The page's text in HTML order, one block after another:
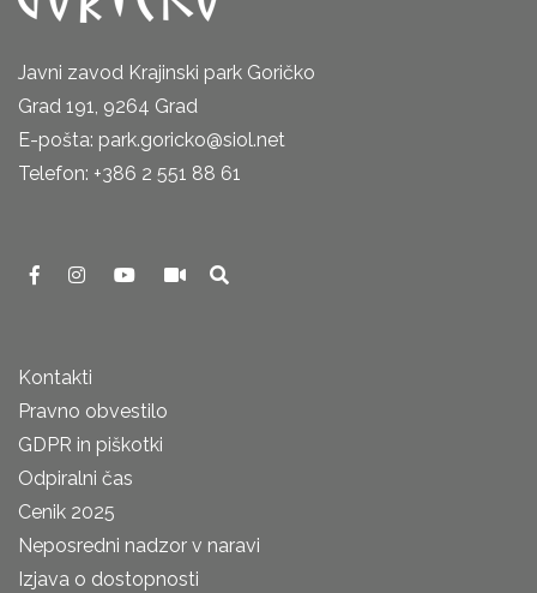
Javni zavod Krajinski park Goričko
Grad 191, 9264 Grad
E-pošta: park.goricko@siol.net
Telefon: +386 2 551 88 61
Kontakti
Pravno obvestilo
GDPR in piškotki
Odpiralni čas
Cenik 2025
Neposredni nadzor v naravi
Izjava o dostopnosti